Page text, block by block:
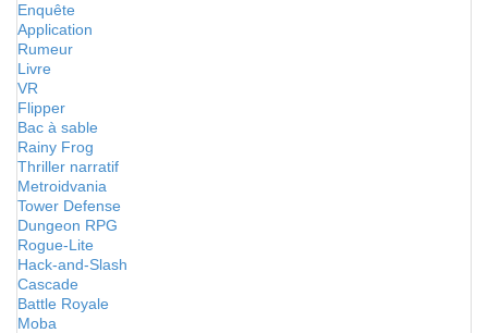
Enquête
Application
Rumeur
Livre
VR
Flipper
Bac à sable
Rainy Frog
Thriller narratif
Metroidvania
Tower Defense
Dungeon RPG
Rogue-Lite
Hack-and-Slash
Cascade
Battle Royale
Moba